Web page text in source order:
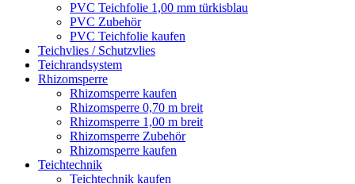
PVC Teichfolie 1,00 mm türkisblau
PVC Zubehör
PVC Teichfolie kaufen
Teichvlies / Schutzvlies
Teichrandsystem
Rhizomsperre
Rhizomsperre kaufen
Rhizomsperre 0,70 m breit
Rhizomsperre 1,00 m breit
Rhizomsperre Zubehör
Rhizomsperre kaufen
Teichtechnik
Teichtechnik kaufen